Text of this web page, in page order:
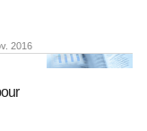
2016